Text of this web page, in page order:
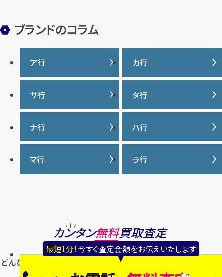
最短1分！今すぐ査定金額をお伝えいたします
ブランドのコラム
ア行
IWC
ヴァシュロンコンスタンタ
ン
ウブロ
エルメス
オーデマ ピゲ
カ行
カナダグース
カルティエ
グッチ
クロムハーツ
ケイト・スペード
サ行
サマンサタバサ
ジーショック
ジャガー・ルクルト
スウォッチ
セイコー
タ行
タグ・ホイヤー
ディオール
ティファニー
ナ行
ナイキ
ハ行
バーバリー
バカラ
ハリー・ウィンストン
バレンシアガ
マ行 ラ行
ロエベ
ロレックス
カンタン無料買取査定
どんなご相談でもOK! 無理な交渉はいたしませんのでお気軽にご
相談ください。